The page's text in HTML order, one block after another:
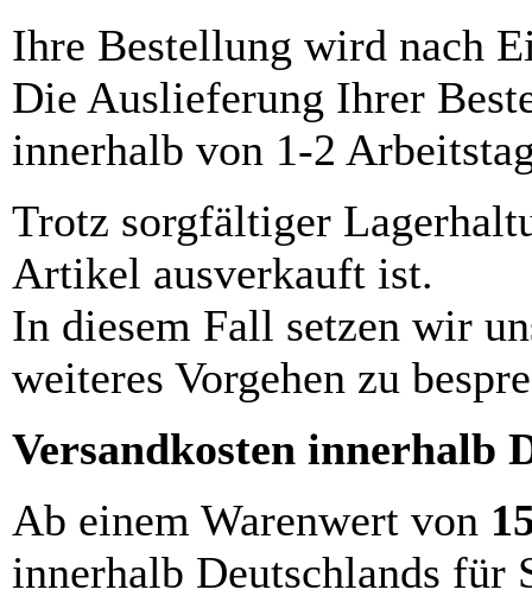
Ihre Bestellung wird nach
Die Auslieferung Ihrer
innerhalb von 1-2
Trotz sorgfältiger
Artikel ausverkauft ist.
In diesem Fall setzen wir
weiteres Vorgehen zu
Versandkosten innerhalb
Ab einem Warenwert von
innerhalb Deutschlands für